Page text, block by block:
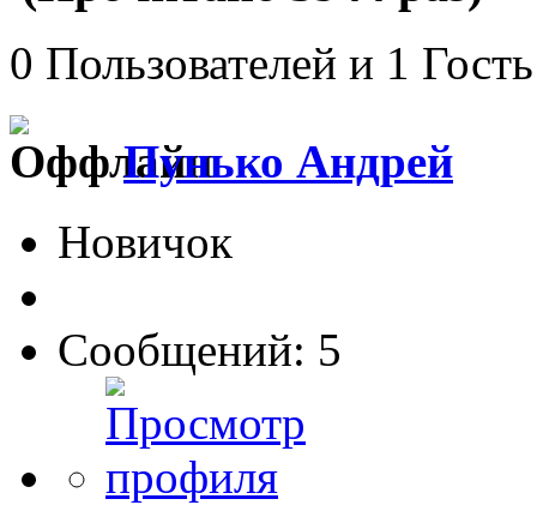
0 Пользователей и 1
Пунько Андрей
Новичок
Сообщений: 5